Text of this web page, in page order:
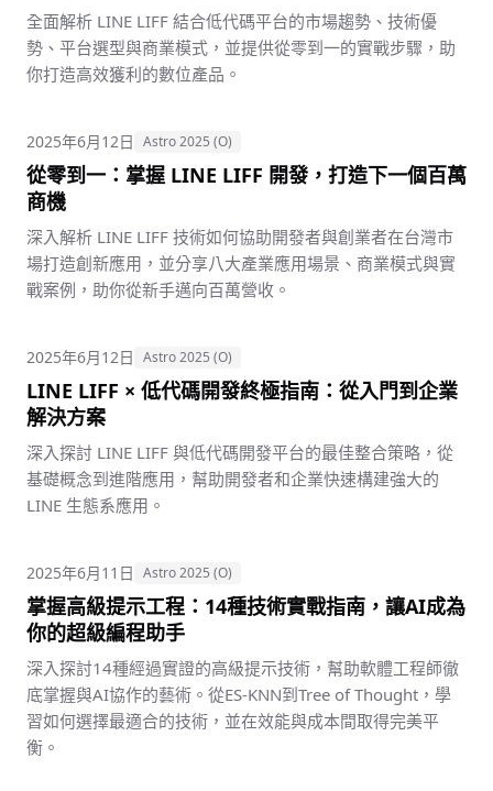
全面解析 LINE LIFF 結合低代碼平台的市場趨勢、技術優
勢、平台選型與商業模式，並提供從零到一的實戰步驟，助
你打造高效獲利的數位產品。
2025年6月12日 Astro 2025 (O)
從零到一：掌握 LINE LIFF 開發，打造下一個百萬
商機
深入解析 LINE LIFF 技術如何協助開發者與創業者在台灣市
場打造創新應用，並分享八大產業應用場景、商業模式與實
戰案例，助你從新手邁向百萬營收。
2025年6月12日 Astro 2025 (O)
LINE LIFF × 低代碼開發終極指南：從入門到企業
解決方案
深入探討 LINE LIFF 與低代碼開發平台的最佳整合策略，從
基礎概念到進階應用，幫助開發者和企業快速構建強大的
LINE 生態系應用。
2025年6月11日 Astro 2025 (O)
掌握高級提示工程：14種技術實戰指南，讓AI成為
你的超級編程助手
深入探討14種經過實證的高級提示技術，幫助軟體工程師徹
底掌握與AI協作的藝術。從ES-KNN到Tree of Thought，學
習如何選擇最適合的技術，並在效能與成本間取得完美平
衡。